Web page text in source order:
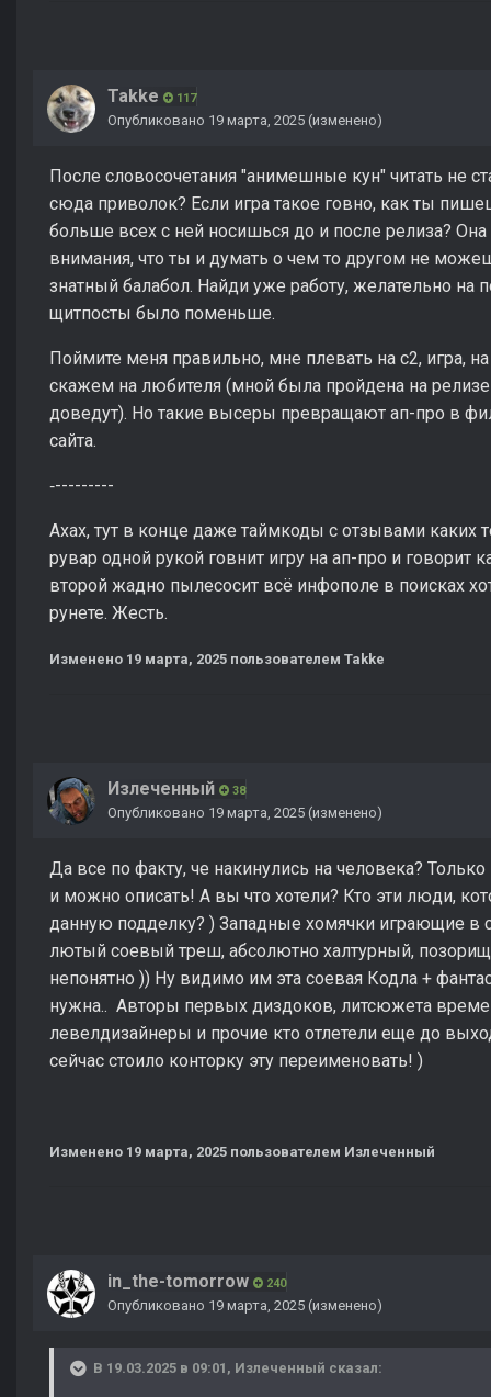
Takke 117
Опубликовано 19 марта, 2025 (изменено)
После словосочетания "анимешные кун" читать не
сюда приволок? Если игра такое говно, как ты
больше всех с ней носишься до и после релиза? Она
внимания, что ты и думать о чем то другом не
знатный балабол. Найди уже работу, желательно на
щитпосты было поменьше.
Поймите меня правильно, мне плевать на с2, игра,
скажем на любителя (мной была пройдена на релизе
доведут). Но такие высеры превращают ап-про в
сайта.
‐---------
Ахах, тут в конце даже таймкоды с отзывами каких
рувар одной рукой говнит игру на ап-про и говорит
второй жадно пылесосит всё инфополе в поисках
рунете. Жесть.
Изменено 19 марта, 2025 пользователем Takke
Излеченный 38
Опубликовано 19 марта, 2025 (изменено)
Да все по факту, че накинулись на человека?
и можно описать! А вы что хотели? Кто эти люди,
данную подделку? ) Западные хомячки играющие в
лютый соевый треш, абсолютно халтурный,
непонятно )) Ну видимо им эта соевая Кодла +
нужна.. Авторы первых диздоков, литсюжета
левелдизайнеры и прочие кто отлетели еще до
сейчас стоило конторку эту переименовать! )
Изменено 19 марта, 2025 пользователем Излеченный
in_the-tomorrow 240
Опубликовано 19 марта, 2025 (изменено)
В 19.03.2025 в 09:01, Излеченный сказал: